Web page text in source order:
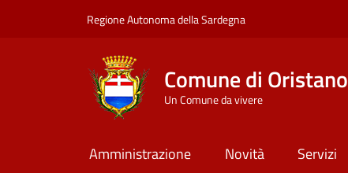
Regione Autonoma della Sardegna
Comune di Oristano
Un Comune da vivere
Amministrazione Novità Servizi